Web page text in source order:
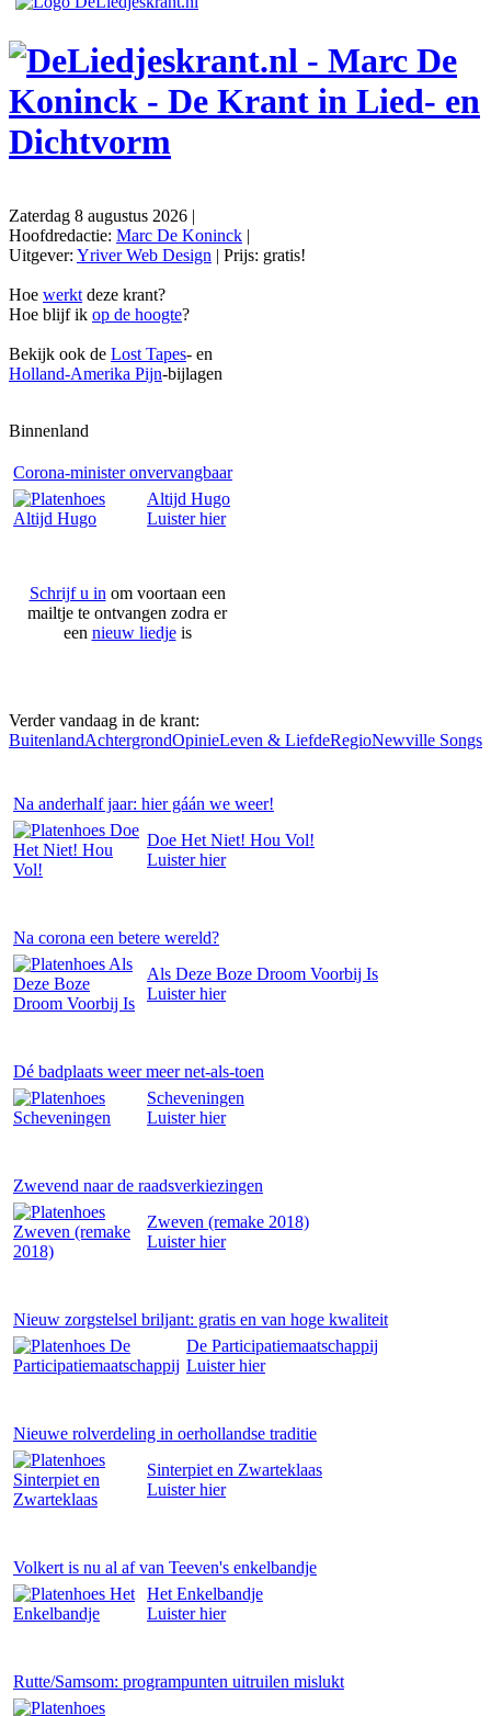
Zaterdag 8 augustus 2026 |
Hoofdredactie: Marc De Koninck |
Uitgever: Yriver Web Design | Prijs: gratis!
Hoe werkt deze krant?
Hoe blijf ik op de hoogte?
Bekijk ook de Lost Tapes- en
Holland-Amerika Pijn-bijlagen
Binnenland
Corona-minister onvervangbaar
Altijd Hugo
Luisterhier
Schrijf u in om voortaan een
mailtje te ontvangen zodra er
een nieuw liedjeis
Verder vandaag in de krant:
BuitenlandAchtergrondOpinieLeven & LiefdeRegioNewville Songs
Na anderhalf jaar: hier gáán we weer!
Doe Het Niet! Hou Vol!
Luisterhier
Na corona een betere wereld?
Als Deze Boze Droom Voorbij Is
Luisterhier
Dé badplaats weer meer net-als-toen
Scheveningen
Luisterhier
Zwevend naar de raadsverkiezingen
Zweven (remake 2018)
Luisterhier
Nieuw zorgstelsel briljant: gratis en van hoge kwaliteit
De Participatiemaatschappij
Luisterhier
Nieuwe rolverdeling in oerhollandse traditie
Sinterpiet en Zwarteklaas
Luisterhier
Volkert is nu al af van Teeven's enkelbandje
Het Enkelbandje
Luisterhier
Rutte/Samsom: programpunten uitruilen mislukt